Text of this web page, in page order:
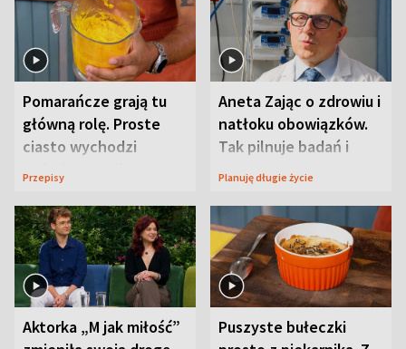
Pomarańcze grają tu
główną rolę. Proste
ciasto wychodzi
wyjątkowo wilgotne
Przepisy
Aneta Zając o zdrowiu i
natłoku obowiązków.
Tak pilnuje badań i
wizyt
Planuję długie życie
Aktorka „M jak miłość”
Puszyste bułeczki